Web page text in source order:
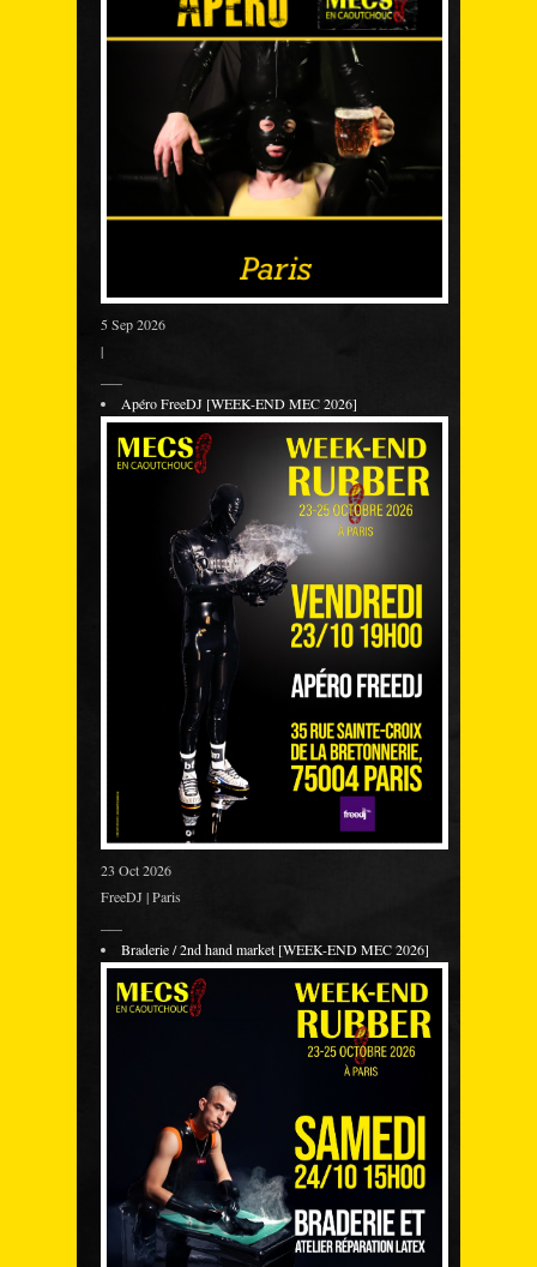
5 Sep 2026
|
Apéro FreeDJ [WEEK-END MEC 2026]
23 Oct 2026
FreeDJ | Paris
Braderie / 2nd hand market [WEEK-END MEC 2026]